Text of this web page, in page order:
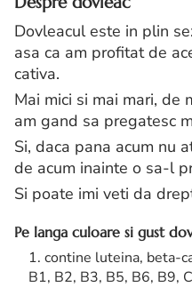
Dovleacul este in plin
asa ca am profitat de
cativa.
Mai mici si mai mari, de
am gand sa pregatesc
Si, daca pana acum nu
de acum inainte o sa-l
Si poate imi veti da
Pe langa culoare si gust
contine luteina, beta-
B1, B2, B3, B5, B6, B9,